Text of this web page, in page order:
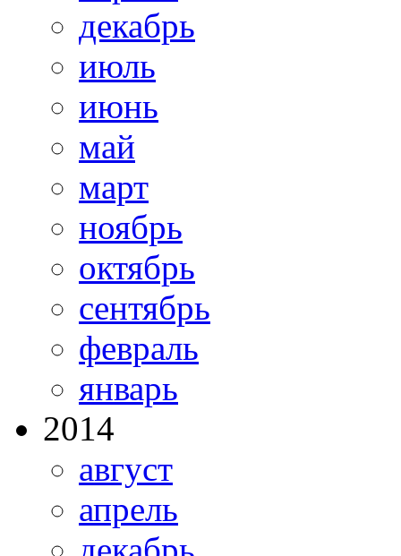
декабрь
июль
июнь
май
март
ноябрь
октябрь
сентябрь
февраль
январь
2014
август
апрель